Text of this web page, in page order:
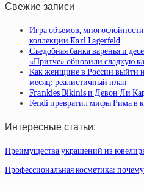
Свежие записи
Игра объемов,
коллекции Karl Lagerfeld
Съедобная банка варенья и
«Притче» обновили сладкую
Как женщине в России выйти
месяц: реалистичный план
Frankies Bikinis и Девон Ли
Fendi превратил мифы Рима в
Интересные статьи:
Преимущества украшений из
Профессиональная косметика: